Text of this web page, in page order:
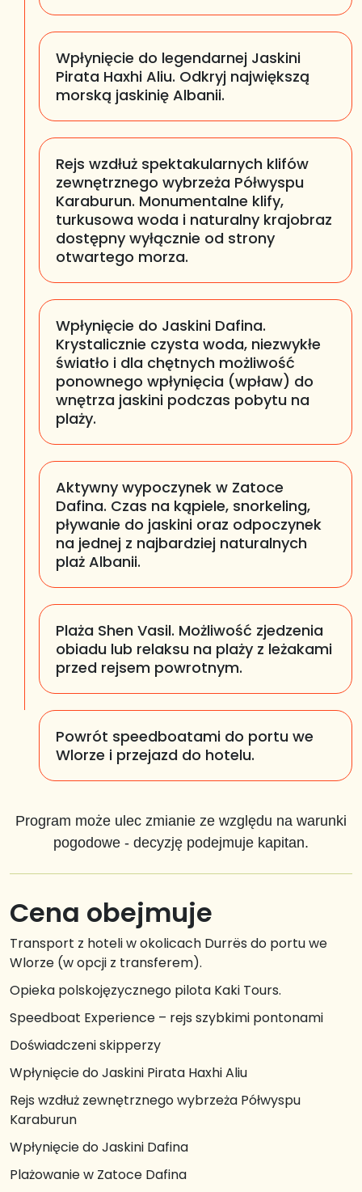
Wpłynięcie do legendarnej Jaskini
Pirata Haxhi Aliu. Odkryj największą
morską jaskinię Albanii.
Rejs wzdłuż spektakularnych klifów
zewnętrznego wybrzeża Półwyspu
Karaburun. Monumentalne klify,
turkusowa woda i naturalny krajobraz
dostępny wyłącznie od strony
otwartego morza.
Wpłynięcie do Jaskini Dafina.
Krystalicznie czysta woda, niezwykłe
światło i dla chętnych możliwość
ponownego wpłynięcia (wpław) do
wnętrza jaskini podczas pobytu na
plaży.
Aktywny wypoczynek w Zatoce
Dafina. Czas na kąpiele, snorkeling,
pływanie do jaskini oraz odpoczynek
na jednej z najbardziej naturalnych
plaż Albanii.
Plaża Shen Vasil. Możliwość zjedzenia
obiadu lub relaksu na plaży z leżakami
przed rejsem powrotnym.
Powrót speedboatami do portu we
Wlorze i przejazd do hotelu.
Program może ulec zmianie ze względu na warunki
pogodowe - decyzję podejmuje kapitan.
Cena obejmuje
Transport z hoteli w okolicach Durrës do portu we
Wlorze (w opcji z transferem).
Opieka polskojęzycznego pilota Kaki Tours.
Speedboat Experience – rejs szybkimi pontonami
Doświadczeni skipperzy
Wpłynięcie do Jaskini Pirata Haxhi Aliu
Rejs wzdłuż zewnętrznego wybrzeża Półwyspu
Karaburun
Wpłynięcie do Jaskini Dafina
Plażowanie w Zatoce Dafina